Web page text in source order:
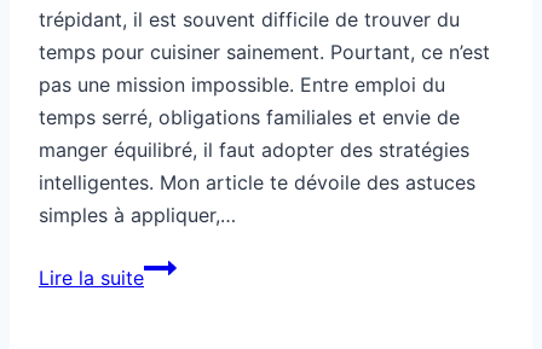
trépidant, il est souvent difficile de trouver du
temps pour cuisiner sainement. Pourtant, ce n’est
pas une mission impossible. Entre emploi du
temps serré, obligations familiales et envie de
manger équilibré, il faut adopter des stratégies
intelligentes. Mon article te dévoile des astuces
simples à appliquer,…
Lire la suiteComment